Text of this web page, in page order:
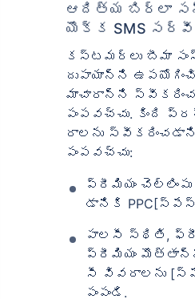
ఆదిత్య బిర్లా
యొక్క SMS
కస్టమర్‌లు బీమా
దుపాయాన్ని
మాచారాన్ని
పంపవచ్చు. కింది
రాలను
పంపవచ్చు:
ప్రీమియం
డానికి
పాలసీ స్థితి,
ప్రీమియం
సీ వివరాలను
పంపండి.